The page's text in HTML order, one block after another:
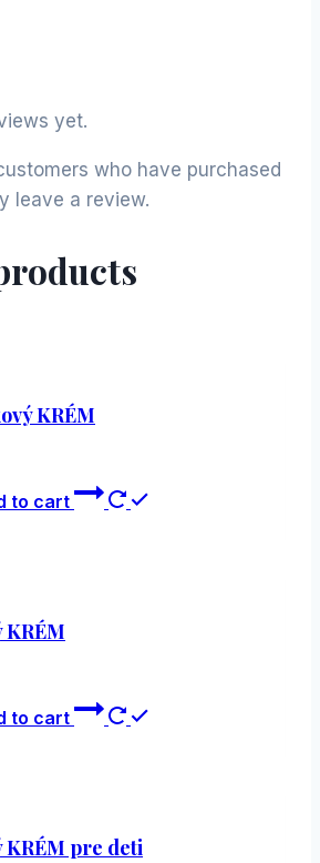
yet.
who have purchased
leave a review.
KRÉM
to cart
KRÉM
to cart
KRÉM pre deti